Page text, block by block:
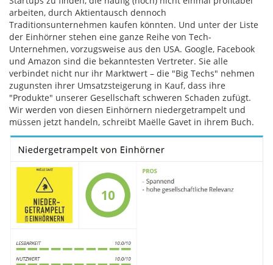
arbeiten, durch Aktientausch dennoch
Traditionsunternehmen kaufen könnten. Und unter der Liste
der Einhörner stehen eine ganze Reihe von Tech-
Unternehmen, vorzugsweise aus den USA. Google, Facebook
und Amazon sind die bekanntesten Vertreter. Sie alle
verbindet nicht nur ihr Marktwert – die "Big Techs" nehmen
zugunsten ihrer Umsatzsteigerung in Kauf, dass ihre
"Produkte" unserer Gesellschaft schweren Schaden zufügt.
Wir werden von diesen Einhörnern niedergetrampelt und
müssen jetzt handeln, schreibt Maëlle Gavet in ihrem Buch.